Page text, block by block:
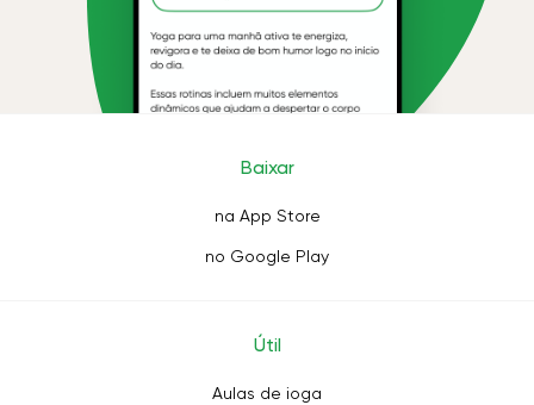
Baixar
na App Store
no Google Play
Útil
Aulas de ioga